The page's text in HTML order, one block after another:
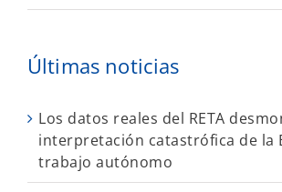
Últimas noticias
Los datos reales del RETA
interpretación catastrófica de la
trabajo autónomo